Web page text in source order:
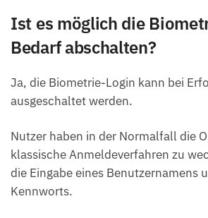
Ist es möglich die
Bedarf abschalten?
Ja, die Biometrie-Login kann bei
ausgeschaltet werden.
Nutzer haben in der Normalfall die
klassische Anmeldeverfahren zu
die Eingabe eines Benutzernamens
Kennworts.